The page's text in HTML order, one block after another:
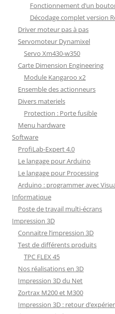
Fonctionnement d’un
Décodage complet version
Driver moteur pas à pas
Servomoteur Dynamixel
Servo Xm430-w350
Carte Dimension Engineering
Module Kangaroo x2
Ensemble des actionneurs
Divers materiels
Protection : Porte fusible
Menu hardware
Software
ProfiLab-Expert 4.0
Le langage pour Arduino
Le langage pour Processing
Arduino : programmer avec
Informatique
Poste de travail multi-écrans
Impression 3D
Connaitre l’impression 3D
Test de différents produits
TPC FLEX 45
Nos réalisations en 3D
Impression 3D du Net
Zortrax M200 et M300
Impression 3D : retour